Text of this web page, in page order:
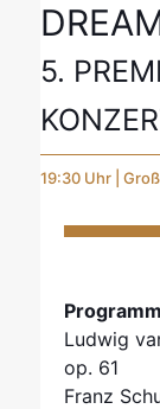
5.
19:30 Uhr |
Ludwig
op. 61
Franz